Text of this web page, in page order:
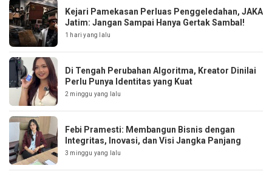
Kejari Pamekasan Perluas Penggeledahan, JAKA
Jatim: Jangan Sampai Hanya Gertak Sambal!
1 hari yang lalu
Di Tengah Perubahan Algoritma, Kreator Dinilai
Perlu Punya Identitas yang Kuat
2 minggu yang lalu
Febi Pramesti: Membangun Bisnis dengan
Integritas, Inovasi, dan Visi Jangka Panjang
3 minggu yang lalu